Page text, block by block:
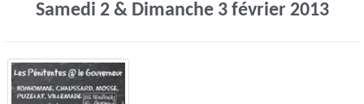
Samedi 2 & Dimanche 3 février 2013